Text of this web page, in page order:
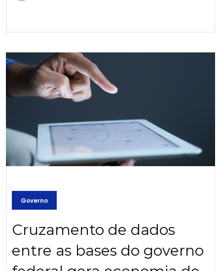
Governo
Cruzamento de dados
entre as bases do governo